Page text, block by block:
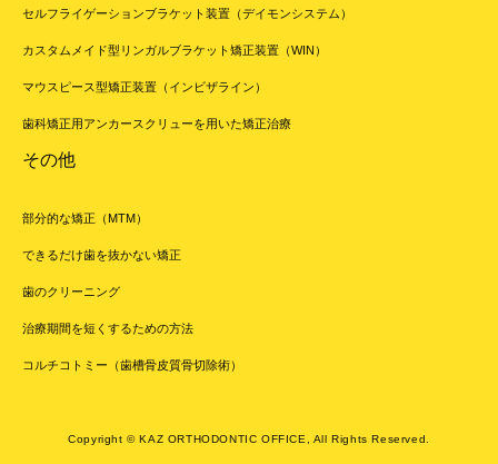
セルフライゲーションブラケット装置（デイモンシステム）
カスタムメイド型リンガルブラケット矯正装置（WIN）
マウスピース型矯正装置（インビザライン）
歯科矯正用アンカースクリューを用いた矯正治療
その他
部分的な矯正（MTM）
できるだけ歯を抜かない矯正
歯のクリーニング
治療期間を短くするための方法
コルチコトミー（歯槽骨皮質骨切除術）
Copyright © KAZ ORTHODONTIC OFFICE, All Rights Reserved.